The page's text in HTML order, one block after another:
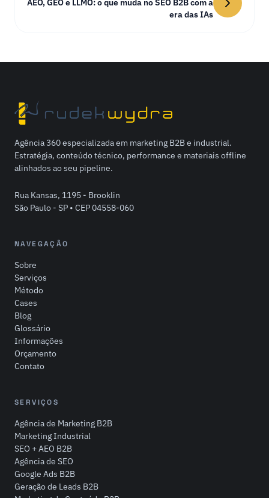
AEO, GEO e LLMO: o que muda no SEO B2B com a
era das IAs
Agência 360 especializada em marketing B2B e industrial.
Estratégia, conteúdo técnico, performance e materiais offline
alinhados ao seu pipeline.
Rua Kansas, 1195 - Brooklin
São Paulo - SP • CEP 04558-060
NAVEGAÇÃO
Sobre
Serviços
Método
Cases
Blog
Glossário
Informações
Orçamento
Contato
SERVIÇOS
Agência de Marketing B2B
Marketing Industrial
SEO + AEO B2B
Agência de SEO
Google Ads B2B
Geração de Leads B2B